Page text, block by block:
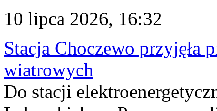
10 lipca 2026, 16:32
Stacja Choczewo przyjęła
wiatrowych
Do stacji